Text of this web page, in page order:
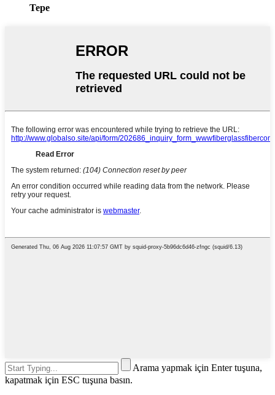
Tepe
Arama yapmak için Enter tuşuna,
kapatmak için ESC tuşuna basın.